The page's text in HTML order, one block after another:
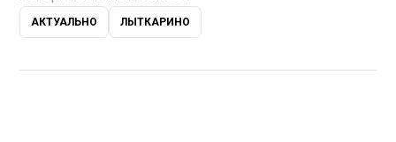
АКТУАЛЬНО ЛЫТКАРИНО